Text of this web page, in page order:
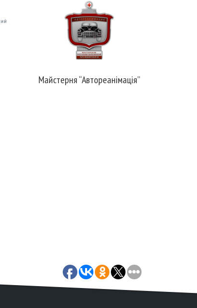
Майстерня “Автореанімація”